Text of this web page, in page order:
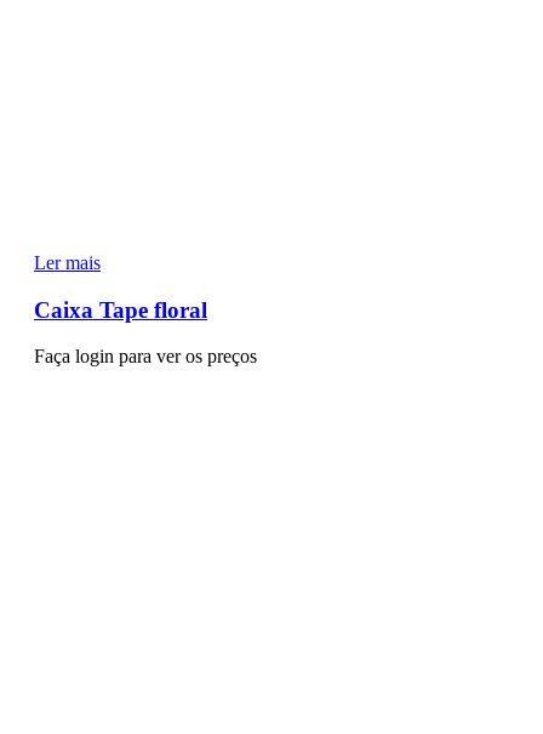
Ler mais
Caixa Tape floral
Faça login para ver os preços